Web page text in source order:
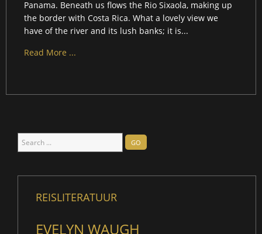
Panama. Beneath us flows the Rio Sixaola, making up
the border with Costa Rica. What a lovely view we
have of the river and its lush banks; it is...
Read More ...
Search
...
GO
REISLITERATUUR
EVELYN WAUGH